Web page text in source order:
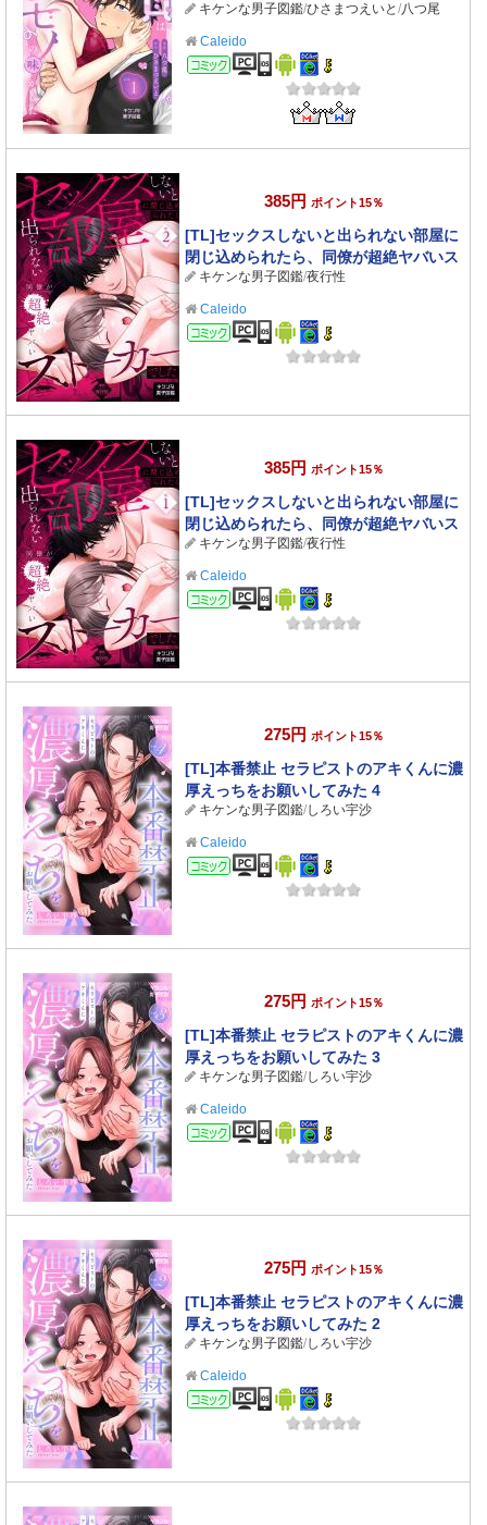
キケンな男子図鑑/ひさまつえいと /八つ尾
Caleido
コミック
385円 ポイント15％
[TL]セックスしないと出られない部屋に
閉じ込められたら、同僚が超絶ヤバいス
トーカーでした 2
キケンな男子図鑑/夜行性
Caleido
コミック
385円 ポイント15％
[TL]セックスしないと出られない部屋に
閉じ込められたら、同僚が超絶ヤバいス
トーカーでした 1
キケンな男子図鑑/夜行性
Caleido
コミック
275円 ポイント15％
[TL]本番禁止 セラピストのアキくんに濃
厚えっちをお願いしてみた 4
キケンな男子図鑑/しろい宇沙
Caleido
コミック
275円 ポイント15％
[TL]本番禁止 セラピストのアキくんに濃
厚えっちをお願いしてみた 3
キケンな男子図鑑/しろい宇沙
Caleido
コミック
275円 ポイント15％
[TL]本番禁止 セラピストのアキくんに濃
厚えっちをお願いしてみた 2
キケンな男子図鑑/しろい宇沙
Caleido
コミック